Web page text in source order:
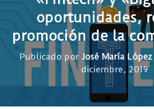
oportunidades,
promoción de la
Publicado por José María
diciembre, 2019